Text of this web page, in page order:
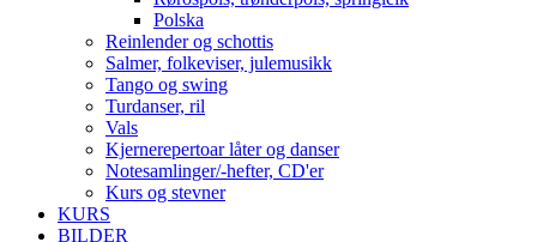
Polska
Reinlender og schottis
Salmer, folkeviser, julemusikk
Tango og swing
Turdanser, ril
Vals
Kjernerepertoar låter og danser
Notesamlinger/-hefter, CD'er
Kurs og stevner
KURS
BILDER